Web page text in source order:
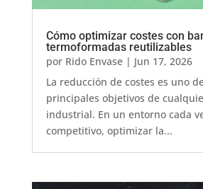
Cómo optimizar costes con
termoformadas reutilizables
por Rido Envase| Jun 17, 2026
La reducción de costes es uno
principales objetivos de
industrial. En un entorno cada
competitivo, optimizar la...